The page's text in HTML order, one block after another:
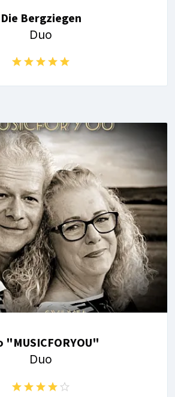
Die Bergziegen
Duo
"MUSICFORYOU"
Duo